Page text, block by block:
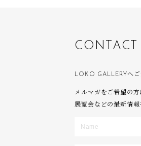
CO N T AC T
LOKO GALLERYへご
メルマガをご希望の
展覧会などの最新情報